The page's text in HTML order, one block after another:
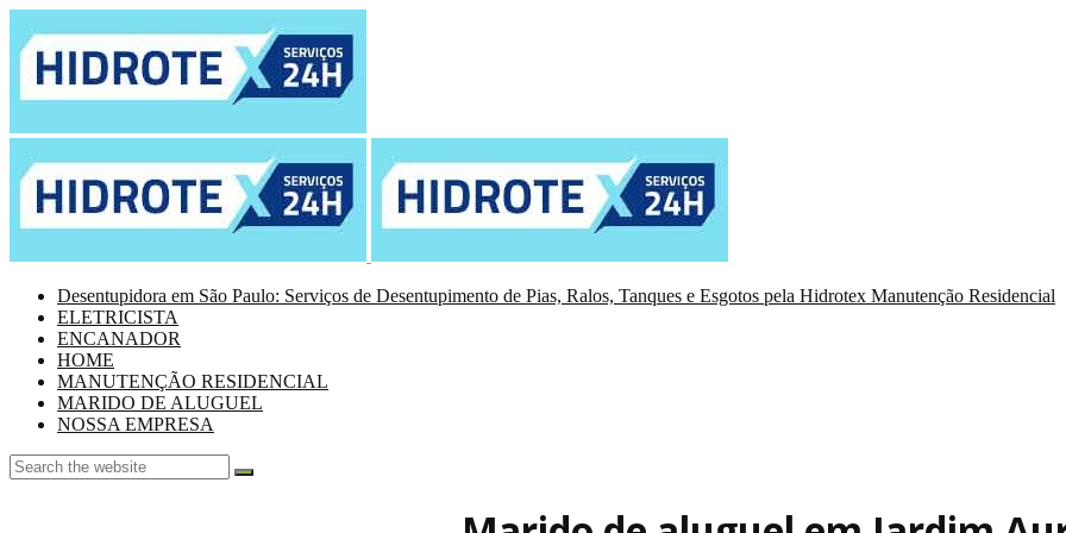
Desentupidora em São Paulo: Serviços de Desentupimento de Pias, Ralos, Tanques e Esgotos pela Hidrotex Manutenção Residencial
ELETRICISTA
ENCANADOR
HOME
MANUTENÇÃO RESIDENCIAL
MARIDO DE ALUGUEL
NOSSA EMPRESA